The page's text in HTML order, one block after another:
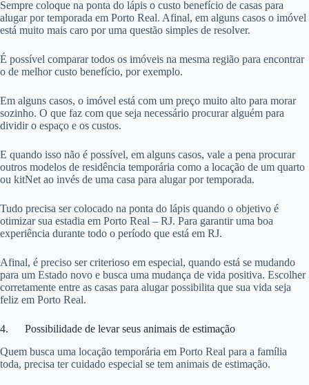
Sempre coloque na ponta do lápis o custo benefício de casas para
alugar por temporada em Porto Real. Afinal, em alguns casos o imóvel
está muito mais caro por uma questão simples de resolver.
É possível comparar todos os imóveis na mesma região para encontrar
o de melhor custo benefício, por exemplo.
Em alguns casos, o imóvel está com um preço muito alto para morar
sozinho. O que faz com que seja necessário procurar alguém para
dividir o espaço e os custos.
E quando isso não é possível, em alguns casos, vale a pena procurar
outros modelos de residência temporária como a locação de um quarto
ou kitNet ao invés de uma casa para alugar por temporada.
Tudo precisa ser colocado na ponta do lápis quando o objetivo é
otimizar sua estadia em Porto Real – RJ. Para garantir uma boa
experiência durante todo o período que está em RJ.
Afinal, é preciso ser criterioso em especial, quando está se mudando
para um Estado novo e busca uma mudança de vida positiva. Escolher
corretamente entre as casas para alugar possibilita que sua vida seja
feliz em Porto Real.
4. Possibilidade de levar seus animais de estimação
Quem busca uma locação temporária em Porto Real para a família
toda, precisa ter cuidado especial se tem animais de estimação.